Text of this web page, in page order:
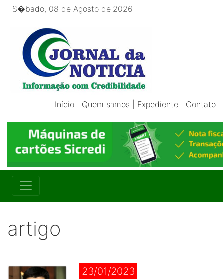
S�bado, 08 de Agosto de 2026
Início Quem somos Expediente Contato
artigo
23/01/2023